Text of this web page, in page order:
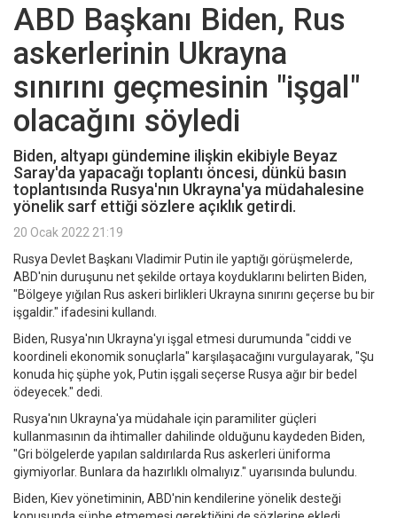
ABD Başkanı Biden, Rus
askerlerinin Ukrayna
sınırını geçmesinin "işgal"
olacağını söyledi
Biden, altyapı gündemine ilişkin ekibiyle Beyaz
Saray'da yapacağı toplantı öncesi, dünkü basın
toplantısında Rusya'nın Ukrayna'ya müdahalesine
yönelik sarf ettiği sözlere açıklık getirdi.
20 Ocak 2022 21:19
Rusya Devlet Başkanı Vladimir Putin ile yaptığı görüşmelerde,
ABD'nin duruşunu net şekilde ortaya koyduklarını belirten Biden,
"Bölgeye yığılan Rus askeri birlikleri Ukrayna sınırını geçerse bu bir
işgaldir." ifadesini kullandı.
Biden, Rusya'nın Ukrayna'yı işgal etmesi durumunda "ciddi ve
koordineli ekonomik sonuçlarla" karşılaşacağını vurgulayarak, "Şu
konuda hiç şüphe yok, Putin işgali seçerse Rusya ağır bir bedel
ödeyecek." dedi.
Rusya'nın Ukrayna'ya müdahale için paramiliter güçleri
kullanmasının da ihtimaller dahilinde olduğunu kaydeden Biden,
"Gri bölgelerde yapılan saldırılarda Rus askerleri üniforma
giymiyorlar. Bunlara da hazırlıklı olmalıyız." uyarısında bulundu.
Biden, Kiev yönetiminin, ABD'nin kendilerine yönelik desteği